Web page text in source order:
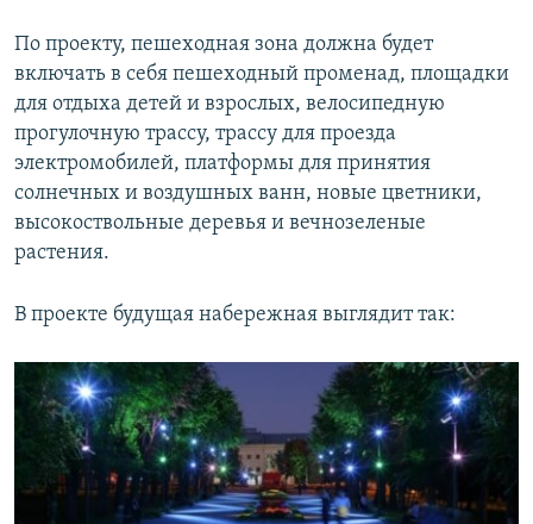
По проекту, пешеходная зона должна будет
включать в себя пешеходный променад, площадки
для отдыха детей и взрослых, велосипедную
прогулочную трассу, трассу для проезда
электромобилей, платформы для принятия
солнечных и воздушных ванн, новые цветники,
высокоствольные деревья и вечнозеленые
растения.
В проекте будущая набережная выглядит так: